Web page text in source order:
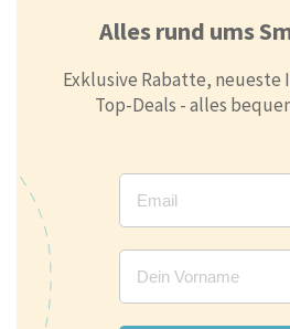
Alles rund ums
Exklusive Rabatte,
Top-Deals - alles